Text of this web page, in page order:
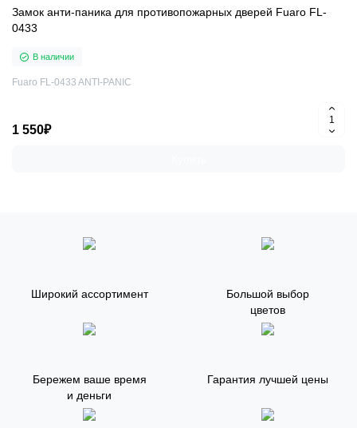
Замок анти-паника для противопожарных дверей Fuaro FL-
0433
В наличии
Fuaro FL-0433 ANTI-PANIC
1 550₽
Широкий ассортимент
Большой выбор
цветов
Бережем ваше время
и деньги
Гарантия лучшей цены